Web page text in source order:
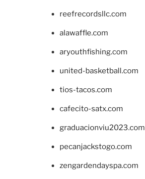
reefrecordsllc.com
alawaffle.com
aryouthfishing.com
united-basketball.com
tios-tacos.com
cafecito-satx.com
graduacionviu2023.com
pecanjackstogo.com
zengardendayspa.com